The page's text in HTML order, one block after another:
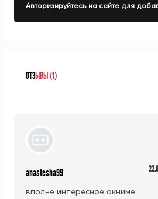
Авторизируйтесь на сайте для
ОТЗЫВЫ (1)
anastesha99
вполне интересное акниме